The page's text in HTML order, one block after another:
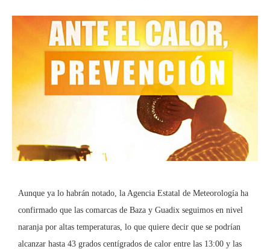
Aunque ya lo habrán notado, la Agencia Estatal de Meteorología ha
confirmado que las comarcas de Baza y Guadix seguimos en nivel
naranja por altas temperaturas, lo que quiere decir que se podrían
alcanzar hasta 43 grados centígrados de calor entre las 13:00 y las